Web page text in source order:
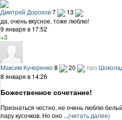
Дмитрий Дорохов7
13
да, очень вкусное, тоже люблю!
9 января в 17:52
+3
Максим Кучеренко8 20 про
8 января в 14:26
Божественное сочетание!
Признаться честно, не очень люблю
пару кусочков. Но оно ...(читать далее)